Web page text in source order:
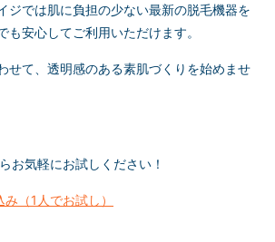
ジでは肌に負担の少ない最新の脱毛機器を
も安心してご利用いただけます。
せて、透明感のある素肌づくりを始めませ
お気軽にお試しください！
（1人でお試し）